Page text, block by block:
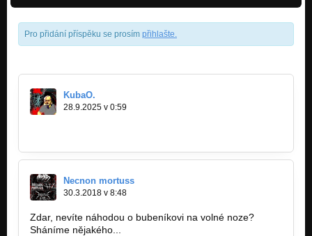
Pro přidání příspěku se prosím přihlašte
KubaO.
28.9.2025 v 0:59
Necnon mortuss
30.3.2018 v 8:48
Zdar, nevíte náhodou o bubeníkovi na volné noze?
Sháníme nějakého...